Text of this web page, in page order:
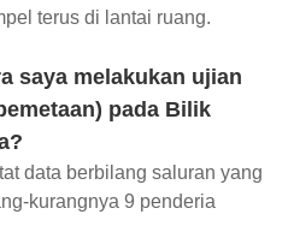
terus di lantai ruang.
saya melakukan ujian
pada Bilik
data berbilang saluran yang
kurangnya 9 penderia